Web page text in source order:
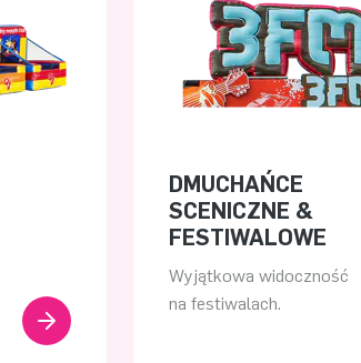
DMUCHAŃCE
SCENICZNE &
FESTIWALOWE
Wyjątkowa widoczność
na festiwalach.